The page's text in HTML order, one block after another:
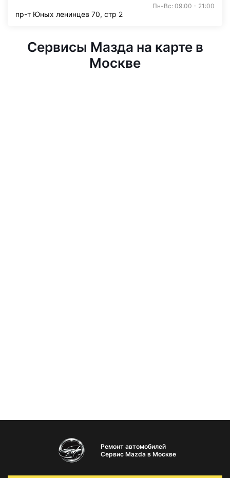
Пн-Вс: 09:00 - 21:00
пр-т Юных ленинцев 70, стр 2
Сервисы Мазда на карте в
Москве
Ремонт автомобилей
Сервис Mazda в Москве